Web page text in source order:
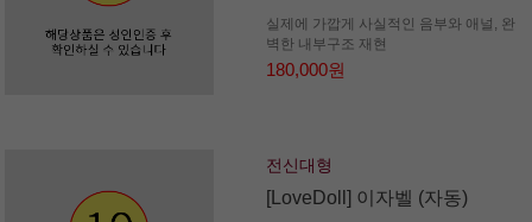
실제에 가깝게 사실적인 음부와 애널, 완
벽한 내부구조 재현
180,000원
전신대형
[LoveDoll] 이자벨 (자동)